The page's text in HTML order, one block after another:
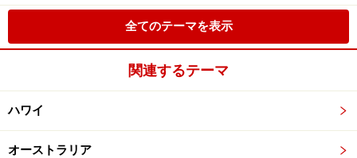
全てのテーマを表示
関連するテーマ
ハワイ
オーストラリア